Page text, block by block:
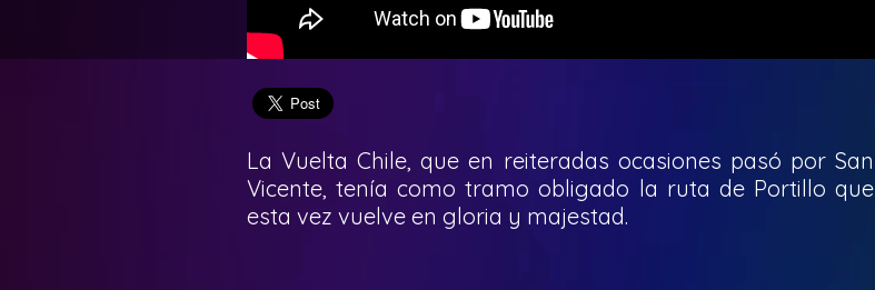
La Vuelta Chile, que en reiteradas ocasiones pasó por San
Vicente, tenía como tramo obligado la ruta de Portillo que
esta vez vuelve en gloria y majestad.